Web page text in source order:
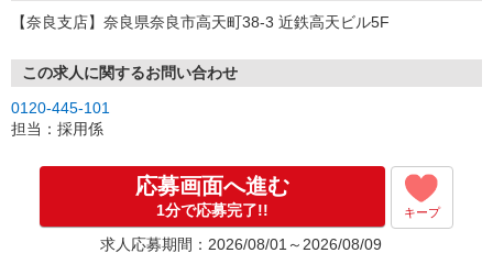
【奈良支店】奈良県奈良市高天町38-3 近鉄高天ビル5F
この求人に関するお問い合わせ
0120-445-101
担当：採用係
応募画面へ進む
1分で応募完了!! キープ
求人応募期間：2026/08/01～2026/08/09